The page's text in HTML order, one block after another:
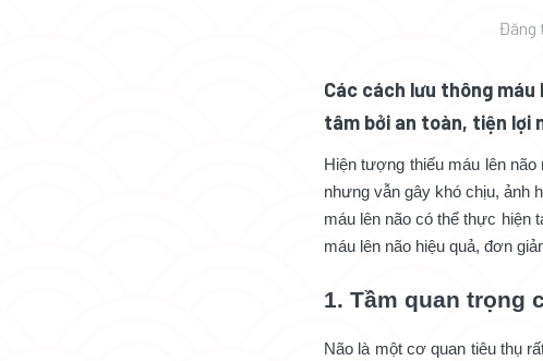
Đăng
Các cách lưu thông
tâm bởi an toàn, tiện lợi
Hiện tượng thiếu máu lên
nhưng vẫn gây khó chịu, ảnh
máu lên não có thể thực hiện
máu lên não hiệu quả, đơn
1. Tầm quan trọng
Não là một cơ quan tiêu thụ